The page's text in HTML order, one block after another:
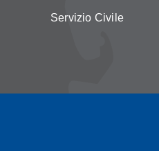
Servizio Civile